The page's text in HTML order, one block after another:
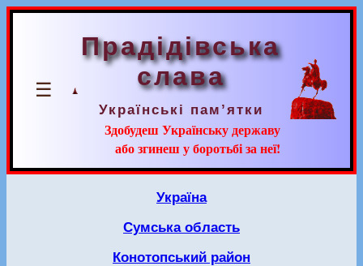
☰
Прадідівська
слава
Українські пам’ятки
Здобудеш Українську державу
або згинеш у боротьбі за неї!
Україна
Сумська область
Конотопський район